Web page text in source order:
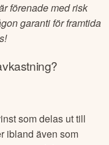
förenade med risk
garanti för framtida
som delas ut till
ibland även som